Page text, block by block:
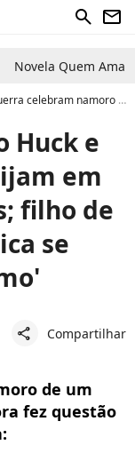
search newsletter
Novela Quem Ama
de velas e filho de Luciano Huck se declara: 'Te amo'
Huck e
em
filho de
se
share Compartilhar
de um
fez questão